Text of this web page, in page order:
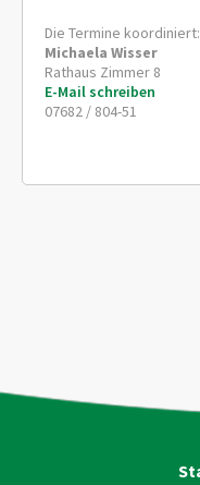
Die Termine koordiniert:
Michaela Wisser
Rathaus Zimmer 8
E-Mail schreiben
07682 / 804-51